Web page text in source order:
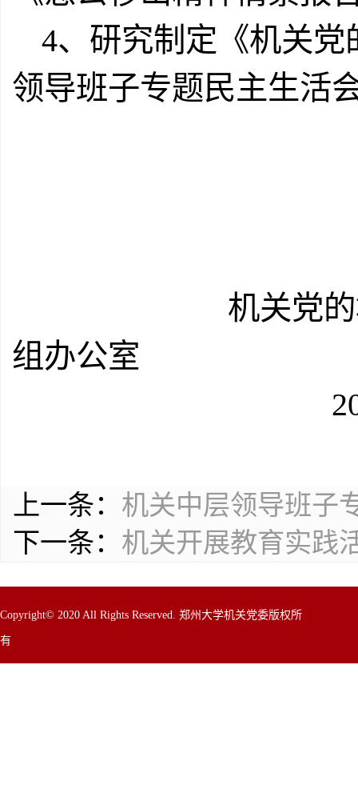
4、研究制定《机关
领导班子专题民主生活
机关党的群众路
组办公室
2014年5
上一条： 机关中层领导班子
下一条： 机关开展教育实践
Copyright© 2020 All Rights Reserved. 郑州大学机关党委版权所
有